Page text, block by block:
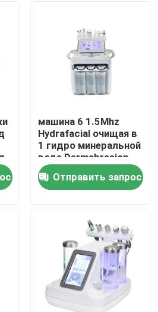
машина 6 1.5Mhz
Hydrafacial очищая в
1 гидро минеральной
воде Dermabrasion
Dermabrasion
Отправить запрос